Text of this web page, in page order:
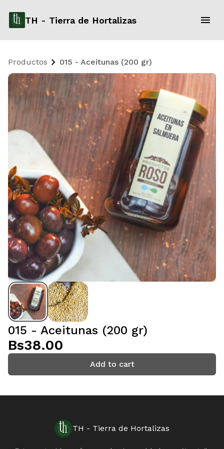
TH - Tierra de Hortalizas
Productos 015 - Aceitunas (200 gr)
015 - Aceitunas (200 gr)
Bs38.00
Add to cart
TH - Tierra de Hortalizas